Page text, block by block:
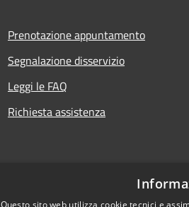
Prenotazione appuntamento
Segnalazione disservizio
Leggi le FAQ
Richiesta assistenza
Questo sito web utilizza cookie tecnici e